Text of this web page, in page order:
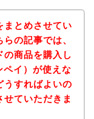
まとめさせてい
の記事では、
の商品を購入し
イ）が使えな
うすればよいの
ていただきま